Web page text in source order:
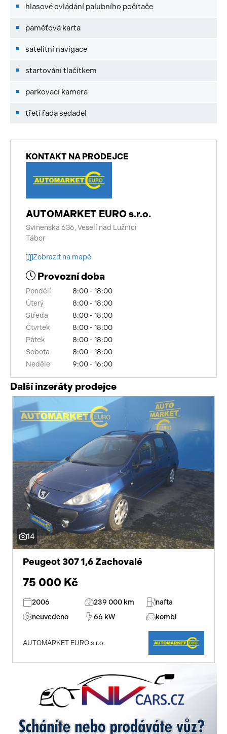
hlasové ovládání palubního počítače
paměťová karta
satelitní navigace
startování tlačítkem
parkovací kamera
třetí řada sedadel
KONTAKT NA PRODEJCE
AUTOMARKET EURO s.r.o.
Svinenská 636, Veselí nad Lužnicí
Tábor
Zobrazit na mapě
Provozní doba
Pondělí
8:00 - 18:00
Úterý
8:00 - 18:00
Středa
8:00 - 18:00
Čtvrtek
8:00 - 18:00
Pátek
8:00 - 18:00
Sobota
8:00 - 18:00
Neděle
9:00 - 16:00
Další inzeráty prodejce
14
Peugeot 307 1,6 Zachovalé
75 000 Kč
2006 239 000 km
nafta
neuvedeno
66 kW kombi
AUTOMARKET EURO s.r.o.